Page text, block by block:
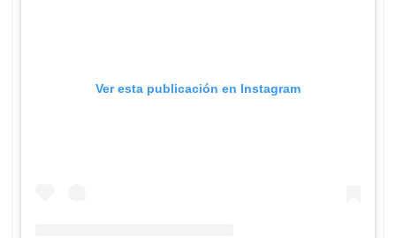
Ver esta publicación en Instagram